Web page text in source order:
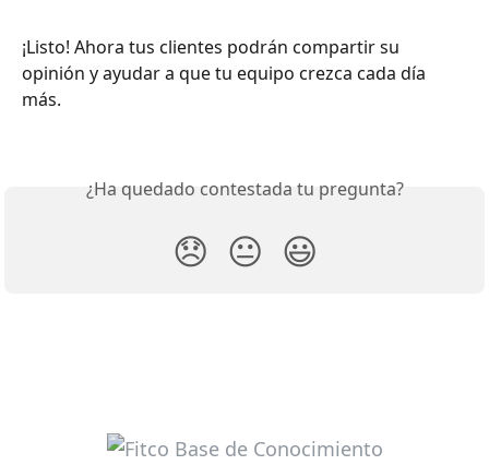
¡Listo! Ahora tus clientes podrán compartir su
opinión y ayudar a que tu equipo crezca cada día
más.
¿Ha quedado contestada tu pregunta?
😞 😐 😃